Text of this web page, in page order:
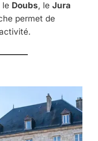
le Doubs, le Jura
permet de